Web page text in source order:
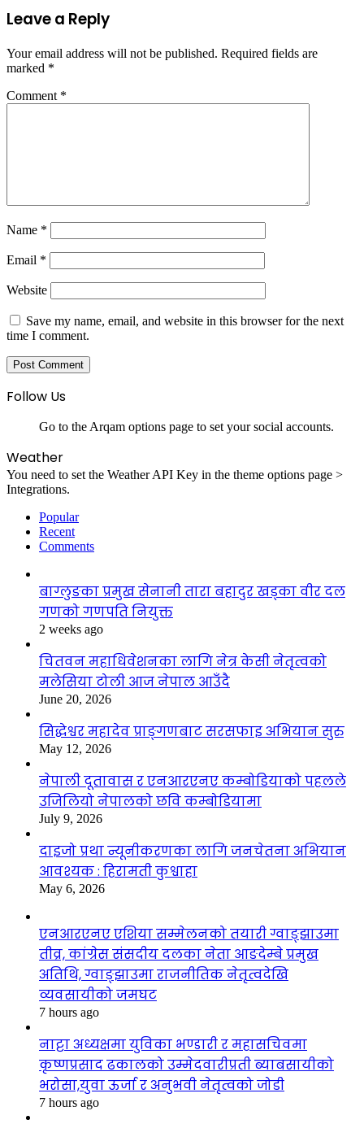
Leave a Reply
Your email address will not be published. Required fields are
marked *
Comment *
Name *
Email *
Website
Save my name, email, and website in this browser for the next
time I comment.
Follow Us
Go to the Arqam options page to set your social accounts.
Weather
You need to set the Weather API Key in the theme options page >
Integrations.
Popular
Recent
Comments
बाग्लुङका प्रमुख सेनानी तारा बहादुर खड्का वीर दल
गणको गणपति नियुक्त
2 weeks ago
चितवन महाधिवेशनका लागि नेत्र केसी नेतृत्वको
मलेसिया टोली आज नेपाल आउँदै
June 20, 2026
सिद्धेश्वर महादेव प्राङ्गणबाट सरसफाइ अभियान सुरु
May 12, 2026
नेपाली दूतावास र एनआरएनए कम्बोडियाको पहलले
उजिलियो नेपालको छवि कम्बोडियामा
July 9, 2026
दाइजो प्रथा न्यूनीकरणका लागि जनचेतना अभियान
आवश्यक : हिरामती कुश्वाहा
May 6, 2026
एनआरएनए एशिया सम्मेलनको तयारी ग्वाङ्झाउमा
तीव्र, कांग्रेस संसदीय दलका नेता आङदेम्बे प्रमुख
अतिथि, ग्वाङ्झाउमा राजनीतिक नेतृत्वदेखि
व्यवसायीको जमघट
7 hours ago
नाट्टा अध्यक्षमा युविका भण्डारी र महासचिवमा
कृष्णप्रसाद ढकालको उम्मेदवारीप्रती ब्याबसायीको
भरोसा,युवा ऊर्जा र अनुभवी नेतृत्वको जोडी
7 hours ago